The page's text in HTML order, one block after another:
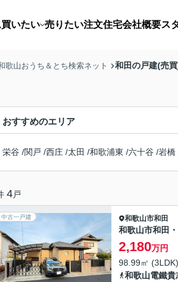
買いたい 売りたい注文住宅会社概要ス
歌山おうち＆とち検索ネット 和田の戸建(売
おすすめのエリア
栄谷 /関戸 /西庄 /太田 /和歌浦東 /六十谷 /岩橋
4戸
中古一戸建 和歌山市和田
和歌山市和田
2,180万円
98.99㎡
和歌山電鐵貴